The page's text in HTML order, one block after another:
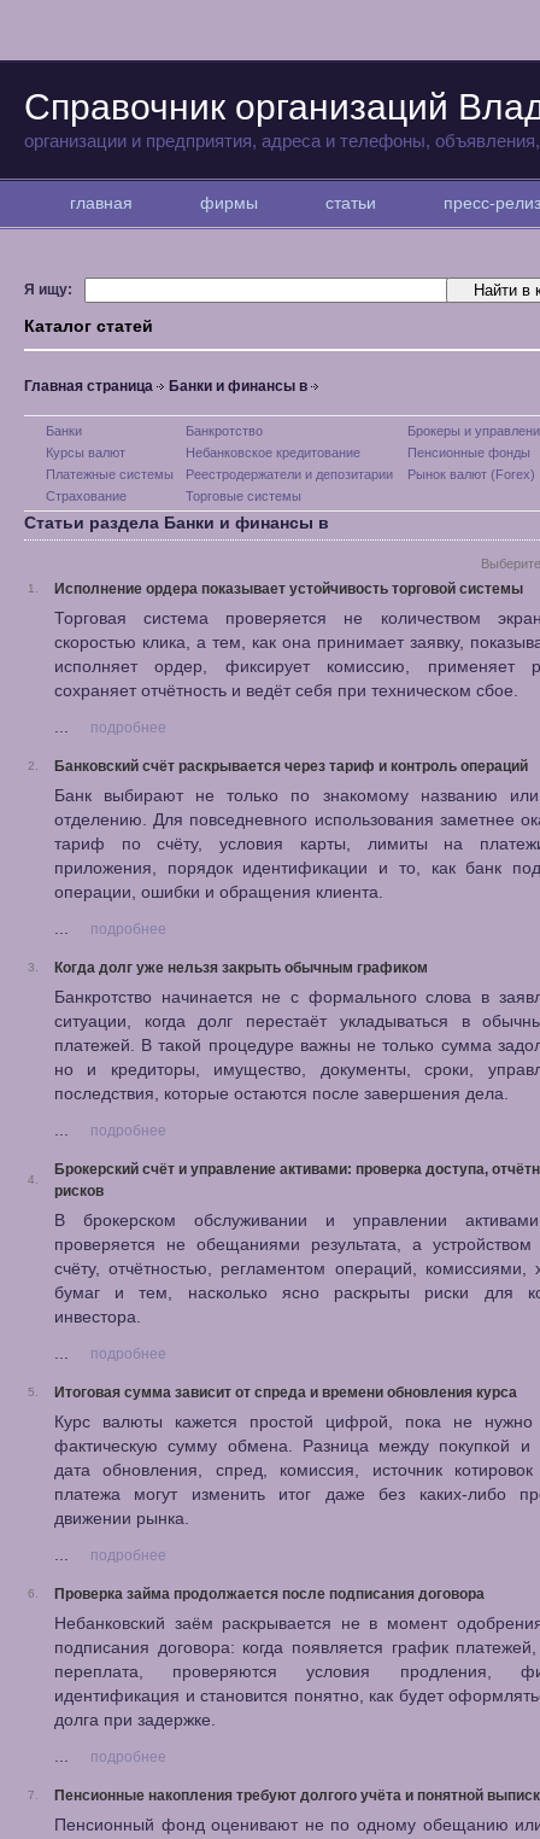
Справочник организаций
организации и предприятия, адреса и телефоны,
главная фирмы статьи пресс-
Я ищу:
Каталог статей
Главная страница Банки и финансы в
Банки Банкротство
Брокеры и
Курсы валют
Небанковское кредитование
Пенсионные фонды
Платежные системы
Реестродержатели и депозитарии
Рынок валют (Forex)
Страхование
Торговые системы
Статьи раздела Банки и финансы в
1. Исполнение ордера показывает устойчивость торговой системы
Торговая система проверяется не количеством
скоростью клика, а тем, как она принимает заявку,
исполняет ордер, фиксирует комиссию, применяет
сохраняет отчётность и ведёт себя при техническом сбое.
...
подробнее
2. Банковский счёт раскрывается через тариф и контроль операций
Банк выбирают не только по знакомому названию или
отделению. Для повседневного использования заметнее
тариф по счёту, условия карты, лимиты на
приложения, порядок идентификации и то, как банк
операции, ошибки и обращения клиента.
...
подробнее
3. Когда долг уже нельзя закрыть обычным графиком
Банкротство начинается не с формального слова в
ситуации, когда долг перестаёт укладываться в
платежей. В такой процедуре важны не только сумма
но и кредиторы, имущество, документы, сроки,
последствия, которые остаются после завершения дела.
...
подробнее
4.
Брокерский счёт и управление активами: проверка доступа,
рисков
В брокерском обслуживании и управлении
проверяется не обещаниями результата, а устройством
счёту, отчётностью, регламентом операций, комиссиями,
бумаг и тем, насколько ясно раскрыты риски для
инвестора.
...
подробнее
5. Итоговая сумма зависит от спреда и времени обновления курса
Курс валюты кажется простой цифрой, пока не нужно
фактическую сумму обмена. Разница между покупкой и
дата обновления, спред, комиссия, источник
платежа могут изменить итог даже без каких-либо
движении рынка.
...
подробнее
6. Проверка займа продолжается после подписания договора
Небанковский заём раскрывается не в момент
подписания договора: когда появляется график платежей,
переплата, проверяются условия продления,
идентификация и становится понятно, как будет
долга при задержке.
...
подробнее
7. Пенсионные накопления требуют долгого учёта и понятной
Пенсионный фонд оценивают не по одному обещанию